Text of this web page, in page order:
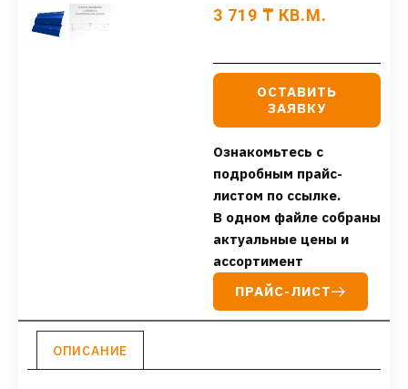
3 719 ₸ КВ.М.
ОСТАВИТЬ
ЗАЯВКУ
Ознакомьтесь с
подробным прайс-
листом по ссылке.
В одном файле собраны
актуальные цены и
ассортимент
ПРАЙС-ЛИСТ
ОПИСАНИЕ